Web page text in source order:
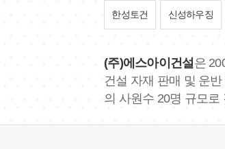
한성토건 신성하우징
(주)에스아이건설 은
건설 자재 판매 및 운
의 사원수 20명 규모